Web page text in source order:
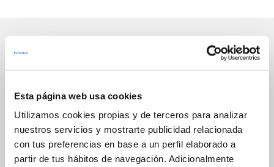
Esta página web usa cookies
Utilizamos cookies propias y de terceros para analizar
nuestros servicios y mostrarte publicidad relacionada
con tus preferencias en base a un perfil elaborado a
partir de tus hábitos de navegación. Adicionalmente
Gestiones Online
FACTURAS, PAGOS Y CONSUMOS
CONTRATOS
MODIFICACIÓN DE DATOS